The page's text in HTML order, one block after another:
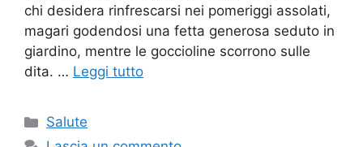
chi desidera rinfrescarsi nei pomeriggi assolati,
magari godendosi una fetta generosa seduto in
giardino, mentre le goccioline scorrono sulle
dita. … Leggi tutto
Categorie
Salute